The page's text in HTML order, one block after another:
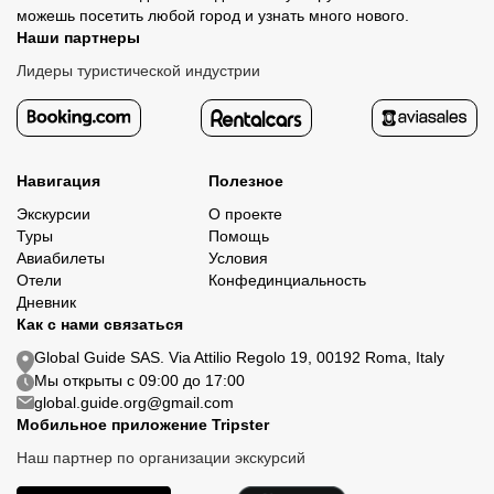
можешь посетить любой город и узнать много нового.
Наши партнеры
Лидеры туристической индустрии
Навигация
Экскурсии
Туры
Авиабилеты
Отели
Дневник
Полезное
О проекте
Помощь
Условия
Конфединциальность
Как с нами связаться
Global Guide SAS. Via Attilio Regolo 19, 00192 Roma, Italy
Мы открыты с 09:00 до 17:00
global.guide.org@gmail.com
Мобильное приложение Tripster
Наш партнер по организации экскурсий